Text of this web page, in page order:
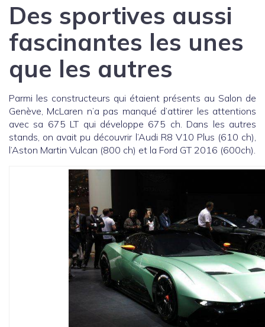
Des sportives aussi
fascinantes les unes
que les autres
Parmi les constructeurs qui étaient présents au Salon de
Genève, McLaren n’a pas manqué d’attirer les attentions
avec sa 675 LT qui développe 675 ch. Dans les autres
stands, on avait pu découvrir l’Audi R8 V10 Plus (610 ch),
l’Aston Martin Vulcan (800 ch) et la Ford GT 2016 (600ch).